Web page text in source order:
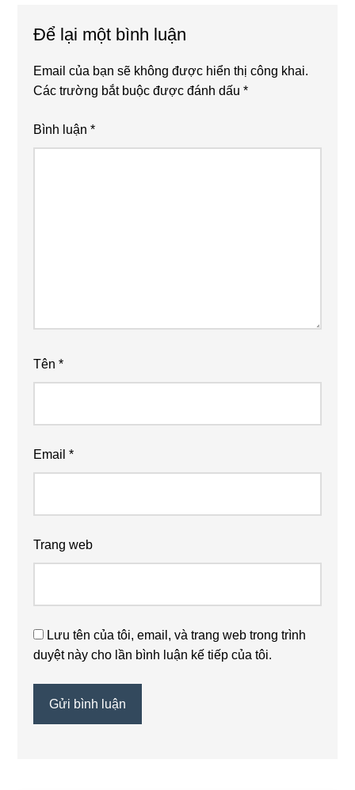
Interactions
Để lại một bình luận
Email của bạn sẽ không được hiển thị công khai.
Các trường bắt buộc được đánh dấu*
Bình luận*
Tên*
Email*
Trang web
Lưu tên của tôi, email, và trang web trong trình
duyệt này cho lần bình luận kế tiếp của tôi.